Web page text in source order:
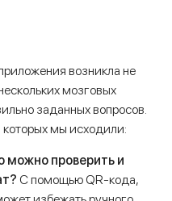
возникла не
мозговых
заданных вопросов.
мы исходили:
можно проверить и
С помощью QR-кода,